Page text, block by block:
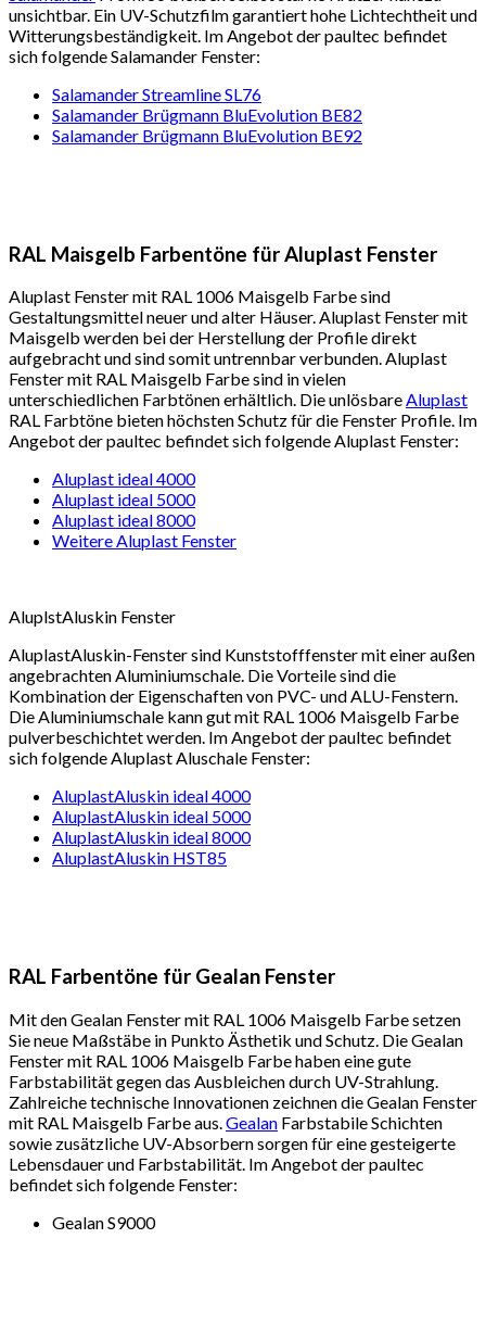
unsichtbar. Ein UV-Schutzfilm garantiert hohe Lichtechtheit und
Witterungsbeständigkeit. Im Angebot der paultec befindet
sich folgende Salamander Fenster:
Salamander Streamline SL76
Salamander Brügmann BluEvolution BE82
Salamander Brügmann BluEvolution BE92
RAL Maisgelb Farbentöne für Aluplast Fenster
Aluplast Fenster mit RAL 1006 Maisgelb Farbe sind
Gestaltungsmittel neuer und alter Häuser. Aluplast Fenster mit
Maisgelb werden bei der Herstellung der Profile direkt
aufgebracht und sind somit untrennbar verbunden. Aluplast
Fenster mit RAL Maisgelb Farbe sind in vielen
unterschiedlichen Farbtönen erhältlich. Die unlösbareAluplast
RAL Farbtöne bieten höchsten Schutz für die Fenster Profile. Im
Angebot der paultec befindet sich folgende Aluplast Fenster:
Aluplast ideal 4000
Aluplast ideal 5000
Aluplast ideal 8000
Weitere Aluplast Fenster
AluplstAluskin Fenster
AluplastAluskin-Fenster sind Kunststofffenster mit einer außen
angebrachten Aluminiumschale. Die Vorteile sind die
Kombination der Eigenschaften von PVC- und ALU-Fenstern.
Die Aluminiumschale kann gut mit RAL 1006 Maisgelb Farbe
pulverbeschichtet werden. Im Angebot der paultec befindet
sich folgende Aluplast Aluschale Fenster:
AluplastAluskin ideal 4000
AluplastAluskin ideal 5000
AluplastAluskin ideal 8000
AluplastAluskin HST85
RAL Farbentöne für Gealan Fenster
Mit den Gealan Fenster mit RAL 1006 Maisgelb Farbe setzen
Sie neue Maßstäbe in Punkto Ästhetik und Schutz. Die Gealan
Fenster mit RAL 1006 Maisgelb Farbe haben eine gute
Farbstabilität gegen das Ausbleichen durch UV-Strahlung.
Zahlreiche technische Innovationen zeichnen die Gealan Fenster
mit RAL Maisgelb Farbe aus.Gealan Farbstabile Schichten
sowie zusätzliche UV-Absorbern sorgen für eine gesteigerte
Lebensdauer und Farbstabilität. Im Angebot der paultec
befindet sich folgende Fenster:
Gealan S9000